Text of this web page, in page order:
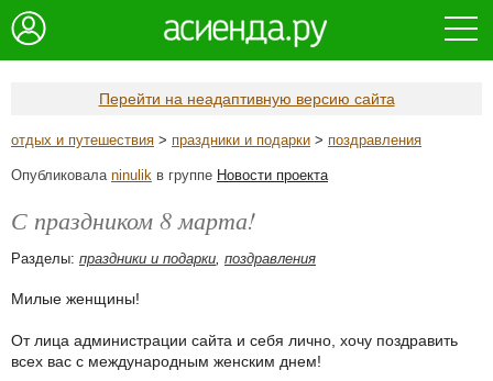
Перейти на неадаптивную версию сайта
отдых и путешествия > праздники и подарки > поздравления
Опубликовала ninulik в группе Новости проекта
С праздником 8 марта!
Разделы: праздники и подарки, поздравления
Милые женщины!
От лица администрации сайта и себя лично, хочу поздравить
всех вас с международным женским днем!